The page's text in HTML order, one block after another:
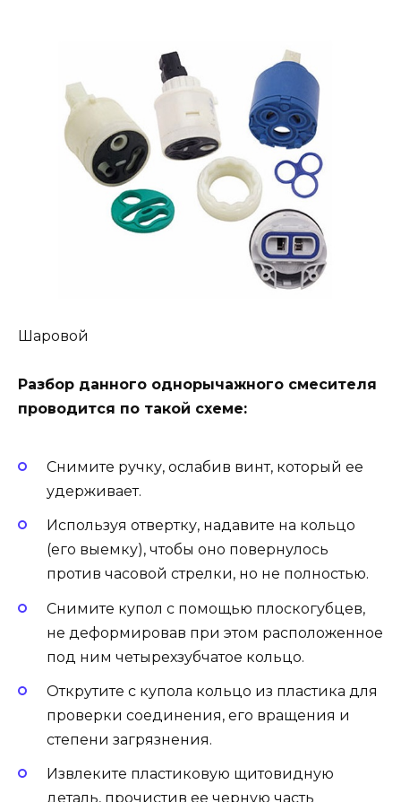
Шаровой
Разбор данного однорычажного смесителя
проводится по такой схеме:
Снимите ручку, ослабив винт, который ее
удерживает.
Используя отвертку, надавите на кольцо
(его выемку), чтобы оно повернулось
против часовой стрелки, но не полностью.
Снимите купол с помощью плоскогубцев,
не деформировав при этом расположенное
под ним четырехзубчатое кольцо.
Открутите с купола кольцо из пластика для
проверки соединения, его вращения и
степени загрязнения.
Извлеките пластиковую щитовидную
деталь, прочистив ее черную часть